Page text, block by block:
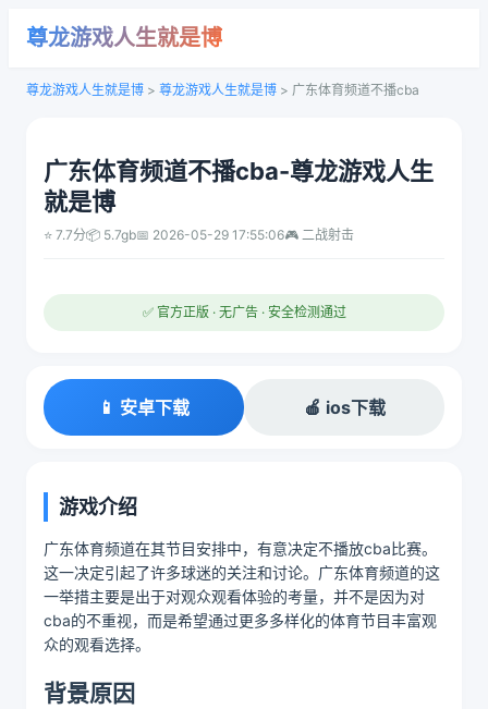
尊龙游戏人生就是博
尊龙游戏人生就是博 > 尊龙游戏人生就是博 > 广东体育频道不播cba
广东体育频道不播cba-尊龙游戏人生
就是博
⭐ 7.7分📦 5.7gb📅 2026-05-29 17:55:06🎮 二战射击
✅ 官方正版 · 无广告 · 安全检测通过
📱 安卓下载 🍎 ios下载
游戏介绍
广东体育频道在其节目安排中，有意决定不播放cba比赛。
这一决定引起了许多球迷的关注和讨论。广东体育频道的这
一举措主要是出于对观众观看体验的考量，并不是因为对
cba的不重视，而是希望通过更多多样化的体育节目丰富观
众的观看选择。
背景原因